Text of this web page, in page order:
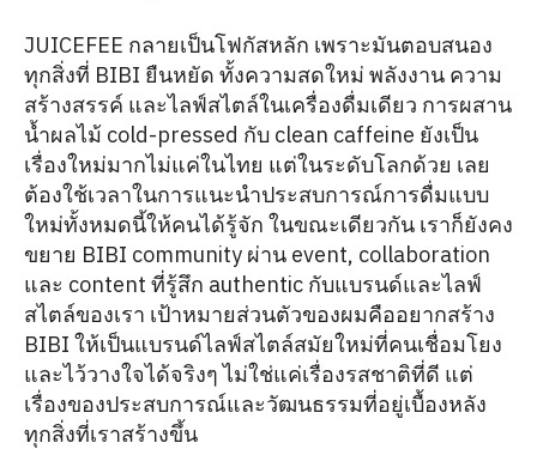
JUICEFEE กลายเป็นโฟกัสหลัก เพราะมันตอบสนอง
ทุกสิ่งที่ BIBI ยืนหยัด ทั้งความสดใหม่ พลังงาน ความ
สร้างสรรค์ และไลฟ์สไตล์ในเครื่องดื่มเดียว การผสาน
น้ำผลไม้ cold-pressed กับ clean caffeine ยังเป็น
เรื่องใหม่มากไม่แค่ในไทย แต่ในระดับโลกด้วย เลย
ต้องใช้เวลาในการแนะนำประสบการณ์การดื่มแบบ
ใหม่ทั้งหมดนี้ให้คนได้รู้จัก ในขณะเดียวกัน เราก็ยังคง
ขยาย BIBI community ผ่าน event, collaboration
และ content ที่รู้สึก authentic กับแบรนด์และไลฟ์
สไตล์ของเรา เป้าหมายส่วนตัวของผมคืออยากสร้าง
BIBI ให้เป็นแบรนด์ไลฟ์สไตล์สมัยใหม่ที่คนเชื่อมโยง
และไว้วางใจได้จริงๆ ไม่ใช่แค่เรื่องรสชาติที่ดี แต่
เรื่องของประสบการณ์และวัฒนธรรมที่อยู่เบื้องหลัง
ทุกสิ่งที่เราสร้างขึ้น